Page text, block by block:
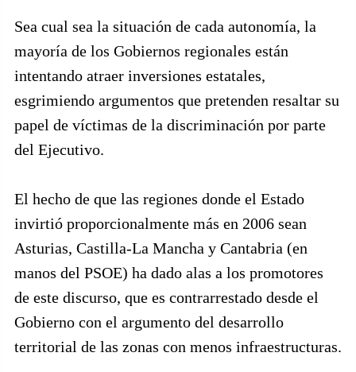
Sea cual sea la situación de cada autonomía, la
mayoría de los Gobiernos regionales están
intentando atraer inversiones estatales,
esgrimiendo argumentos que pretenden resaltar su
papel de víctimas de la discriminación por parte
del Ejecutivo.
El hecho de que las regiones donde el Estado
invirtió proporcionalmente más en 2006 sean
Asturias, Castilla-La Mancha y Cantabria (en
manos del PSOE) ha dado alas a los promotores
de este discurso, que es contrarrestado desde el
Gobierno con el argumento del desarrollo
territorial de las zonas con menos infraestructuras.